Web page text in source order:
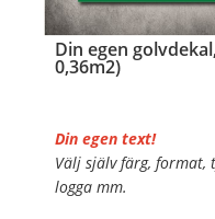
Din egen
0,36m2)
Din egen text!
Välj själv färg, format,
logga mm.